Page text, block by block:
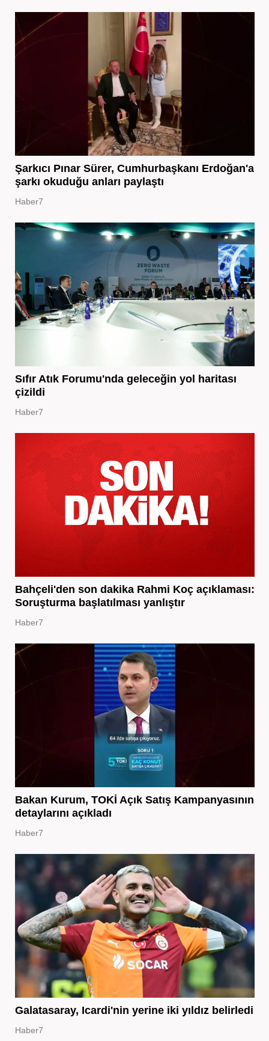
Şarkıcı Pınar Sürer, Cumhurbaşkanı Erdoğan'a
şarkı okuduğu anları paylaştı
Haber7
Sıfır Atık Forumu'nda geleceğin yol haritası
çizildi
Haber7
Bahçeli'den son dakika Rahmi Koç açıklaması:
Soruşturma başlatılması yanlıştır
Haber7
Bakan Kurum, TOKİ Açık Satış Kampanyasının
detaylarını açıkladı
Haber7
Galatasaray, Icardi'nin yerine iki yıldız belirledi
Haber7